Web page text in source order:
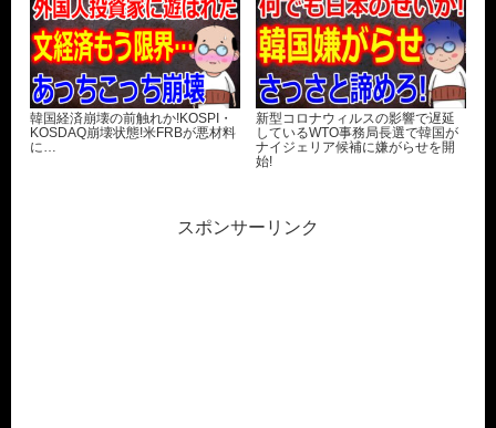
韓国経済崩壊の前触れか!KOSPI・
KOSDAQ崩壊状態!米FRBが悪材料
に…
新型コロナウィルスの影響で遅延
しているWTO事務局長選で韓国が
ナイジェリア候補に嫌がらせを開
始!
スポンサーリンク